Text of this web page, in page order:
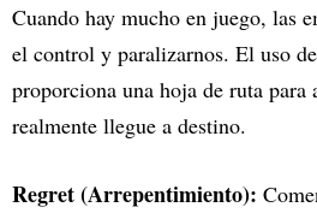
Cuando hay mucho en juego, las
el control y paralizarnos. El uso
proporciona una hoja de ruta para
realmente llegue a destino.
Regret (Arrepentimiento):